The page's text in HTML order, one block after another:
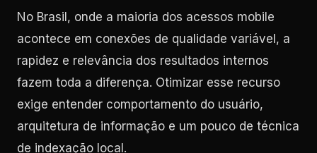
No Brasil, onde a maioria dos acessos mobile
acontece em conexões de qualidade variável, a
rapidez e relevância dos resultados internos
fazem toda a diferença. Otimizar esse recurso
exige entender comportamento do usuário,
arquitetura de informação e um pouco de técnica
de indexação local.